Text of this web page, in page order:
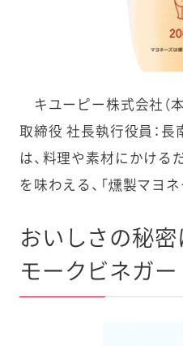
キユーピー株式会社（
取締役 社長執行役員：長
は、料理や素材にかける
を味わえる、「燻製マヨ
おいしさの秘
モークビネガー